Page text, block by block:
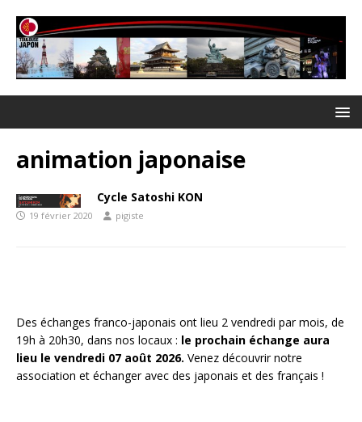
animation japonaise
Cycle Satoshi KON
19 février 2020 pigiste
Des échanges franco-japonais ont lieu 2 vendredi par mois, de
19h à 20h30, dans nos locaux : le prochain échange aura
lieu le vendredi 07 août 2026. Venez découvrir notre
association et échanger avec des japonais et des français !